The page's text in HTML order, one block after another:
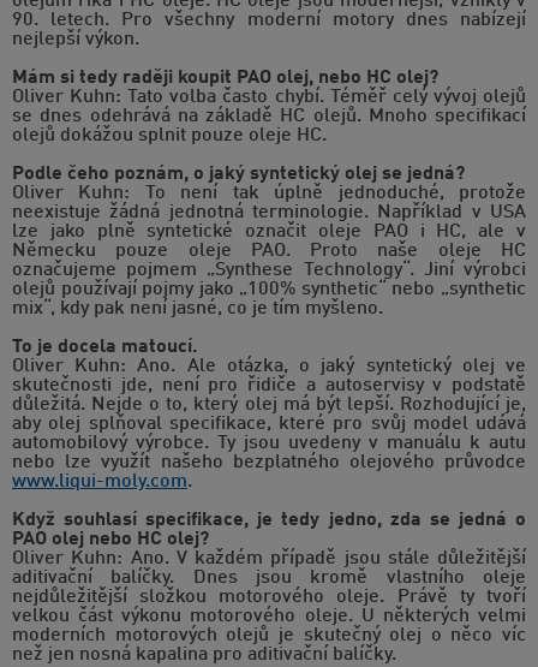
90. letech. Pro všechny moderní motory dnes nabízejí
nejlepší výkon.
Mám si tedy raději koupit PAO olej, nebo HC olej?
Oliver Kuhn: Tato volba často chybí. Téměř celý vývoj olejů
se dnes odehrává na základě HC olejů. Mnoho specifikací
olejů dokážou splnit pouze oleje HC.
Podle čeho poznám, o jaký syntetický olej se jedná?
Oliver Kuhn: To není tak úplně jednoduché, protože
neexistuje žádná jednotná terminologie. Například v USA
lze jako plně syntetické označit oleje PAO i HC, ale v
Německu pouze oleje PAO. Proto naše oleje HC
označujeme pojmem „Synthese Technology“. Jiní výrobci
olejů používají pojmy jako „100% synthetic“ nebo „synthetic
mix“, kdy pak není jasné, co je tím myšleno.
To je docela matoucí.
Oliver Kuhn: Ano. Ale otázka, o jaký syntetický olej ve
skutečnosti jde, není pro řidiče a autoservisy v podstatě
důležitá. Nejde o to, který olej má být lepší. Rozhodující je,
aby olej splňoval specifikace, které pro svůj model udává
automobilový výrobce. Ty jsou uvedeny v manuálu k autu
nebo lze využít našeho bezplatného olejového průvodce
www.liqui-moly.com.
Když souhlasí specifikace, je tedy jedno, zda se jedná o
PAO olej nebo HC olej?
Oliver Kuhn: Ano. V každém případě jsou stále důležitější
aditivační balíčky. Dnes jsou kromě vlastního oleje
nejdůležitější složkou motorového oleje. Právě ty tvoří
velkou část výkonu motorového oleje. U některých velmi
moderních motorových olejů je skutečný olej o něco víc
než jen nosná kapalina pro aditivační balíčky.